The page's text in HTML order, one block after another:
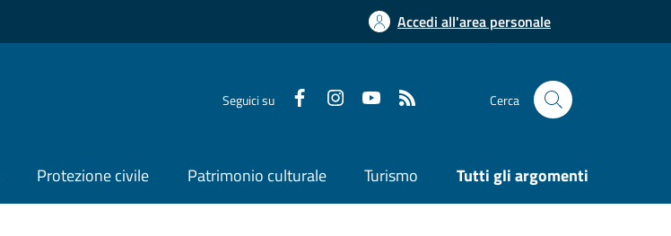
Accedi all'area personale
Seguici su Cerca
Protezione civile Patrimonio culturale Turismo Tutti gli argomenti